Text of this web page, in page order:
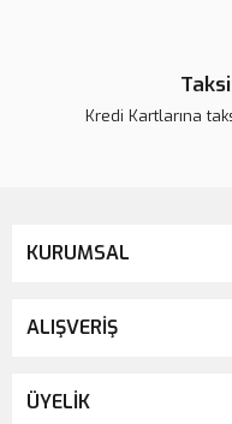
Kredi Kartlarına
KURUMSAL
ALIŞVERİŞ
ÜYELİK